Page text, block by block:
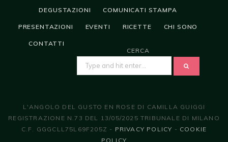
DEGUSTAZIONI COMUNICATI STAMPA
PRESENTAZIONI EVENTI RICETTE CHI SONO
CONTATTI
CERCA
FOR:
L'ANGOLO DEL GUSTO EN ROSE DI CAMILLA GUIGGI
REGISTRAZIONE N.73 DEL 13/05/2025 TRIBUNALE DI MILANO
C.F. GGGCLL75L69F205Z - PRIVACY POLICY - COOKIE
POLICY